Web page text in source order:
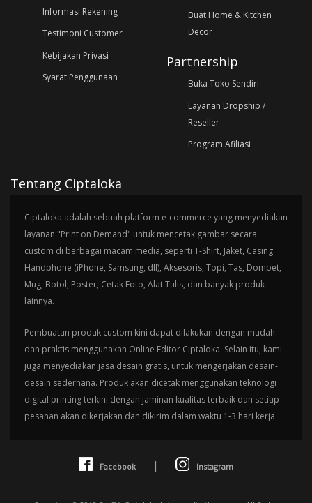
Informasi Rekening
Testimoni Customer
Kebijakan Privasi
Syarat Penggunaan
Buat Home & Kitchen
Decor
Partnership
Buka Toko Sendiri
Layanan Dropship /
Reseller
Program Afiliasi
Tentang Ciptaloka
Ciptaloka adalah sebuah platform e-commerce yang menyediakan
layanan "Print on Demand" untuk mencetak gambar secara
custom di berbagai macam media, seperti T-Shirt, Jaket, Casing
Handphone (iPhone, Samsung, dll), Aksesoris, Topi, Tas, Dompet,
Mug, Botol, Poster, Cetak Foto, Alat Tulis, dan banyak produk
lainnya.
Pembuatan produk custom kini dapat dilakukan dengan mudah
dan praktis menggunakan Online Editor Ciptaloka. Selain itu, kami
juga menyediakan jasa desain gratis, untuk mengerjakan desain-
desain sederhana. Produk akan dicetak menggunakan teknologi
digital printing terkini dengan jaminan kualitas terbaik dan setiap
pesanan akan dikerjakan dan dikirim dalam waktu 1-3 hari kerja.
Facebook | Instagram